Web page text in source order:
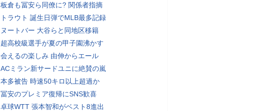
板倉も冨安ら同僚に? 関係者指摘
トラウト 誕生日弾でMLB最多記録
ヌートバー 大谷らと同地区移籍
超高校級選手が夏の甲子園沸かす
会えるの楽しみ 由伸からエール
ACミラン新サードユニに絶賛の嵐
本多被告 時速50キロ以上超過か
冨安のプレミア復帰にSNS歓喜
卓球WTT 張本智和がベスト8進出